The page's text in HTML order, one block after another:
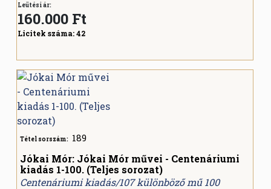
Leütési ár:
160.000 Ft
Licitek száma:42
Tétel sorszám: 189
Jókai Mór: Jókai Mór művei - Centenáriumi
kiadás 1-100. (Teljes sorozat)
Centenáriumi kiadás/107 különböző mű 100